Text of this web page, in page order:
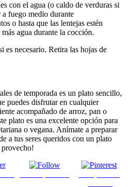
con el agua (o caldo de verduras si
fuego medio durante
o hasta que las lentejas estén
agua durante la cocción.
es necesario. Retira las hojas de
de temporada es un plato sencillo,
puedes disfrutar en cualquier
acompañado de arroz, pan o
plato es una excelente opción para
o vegana. Anímate a preparar
a tus seres queridos con un plato
provecho!